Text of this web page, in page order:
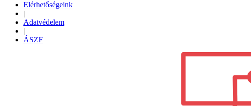
Elérhetőségeink
|
Adatvédelem
|
ÁSZF